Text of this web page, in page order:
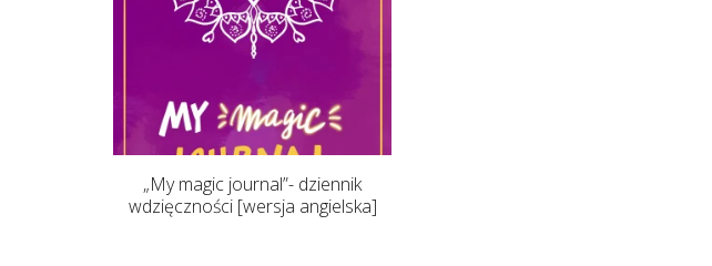
„My magic journal”- dziennik
wdzięczności [wersja angielska]